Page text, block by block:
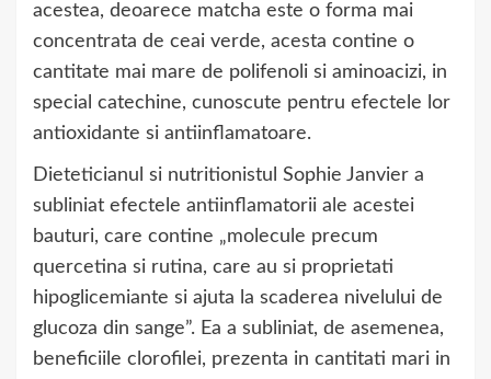
acestea, deoarece matcha este o forma mai
concentrata de ceai verde, acesta contine o
cantitate mai mare de polifenoli si aminoacizi, in
special catechine, cunoscute pentru efectele lor
antioxidante si antiinflamatoare.
Dieteticianul si nutritionistul Sophie Janvier a
subliniat efectele antiinflamatorii ale acestei
bauturi, care contine „molecule precum
quercetina si rutina, care au si proprietati
hipoglicemiante si ajuta la scaderea nivelului de
glucoza din sange”. Ea a subliniat, de asemenea,
beneficiile clorofilei, prezenta in cantitati mari in